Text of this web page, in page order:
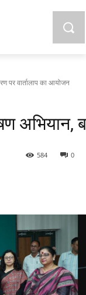
पर वार्तालाप का आयोजन
अभियान,
0
584